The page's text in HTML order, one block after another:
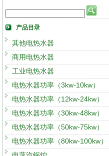
产品目录
其他电热水器
商用电热水器
工业电热水器
电热水器功率（3kw-10kw）
电热水器功率（12kw-24kw）
电热水器功率（30kw-48kw）
电热水器功率（50kw-75kw）
电热水器功率（80kw-100kw）